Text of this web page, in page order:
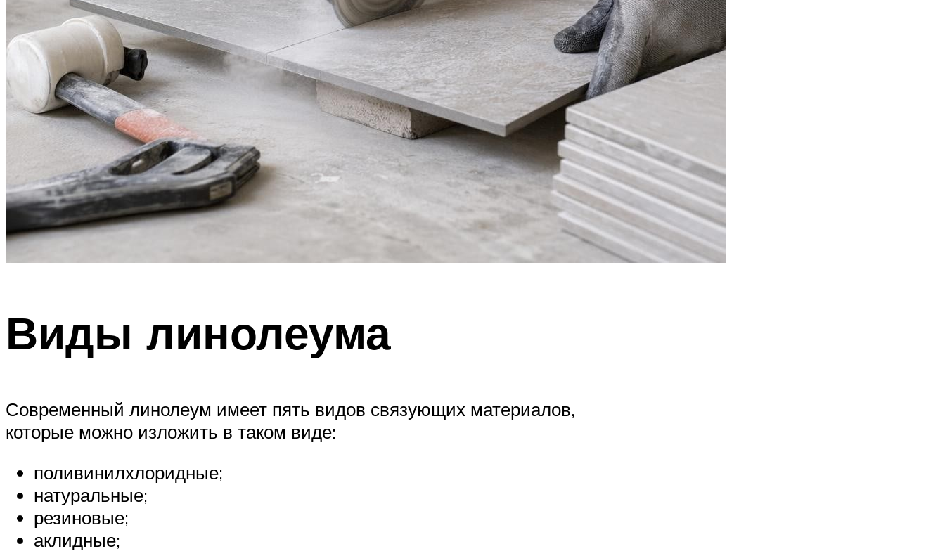
Виды линолеума
Современный линолеум имеет пять видов связующих материалов,
которые можно изложить в таком виде:
поливинилхлоридные;
натуральные;
резиновые;
аклидные;